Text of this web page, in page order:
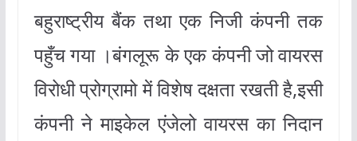
बहुराष्ट्रीय बैंक तथा एक निजी कंपनी तक
पहुँच गया ।बंगलूरू के एक कंपनी जो वायरस
विरोधी प्रोग्रामो में विशेष दक्षता रखती है,इसी
कंपनी ने माइकेल एंजेलो वायरस का निदान